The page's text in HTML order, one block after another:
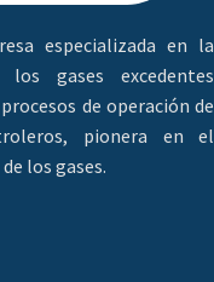
especializada en la
los gases excedentes
de operación de
pionera en el
los gases.